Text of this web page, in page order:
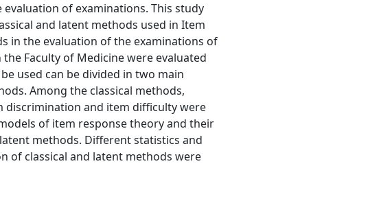
of examinations. This study
and latent methods used in Item
in the evaluation of the examinations of
Faculty of Medicine were evaluated
used can be divided in two main
Among the classical methods,
discrimination and item difficulty were
of item response theory and their
methods. Different statistics and
of classical and latent methods were